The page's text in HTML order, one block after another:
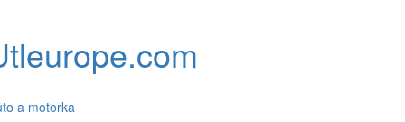
a motorka